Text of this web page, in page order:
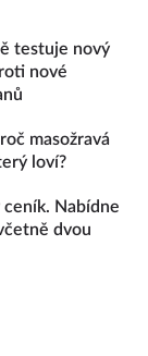
testuje nový
nové
masožravá
loví?
ceník. Nabídne
dvou